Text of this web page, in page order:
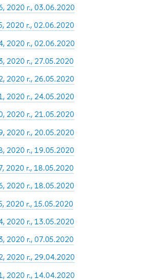
2020 г., 03.06.2020
2020 г., 02.06.2020
2020 г., 02.06.2020
2020 г., 27.05.2020
2020 г., 26.05.2020
2020 г., 24.05.2020
2020 г., 21.05.2020
2020 г., 20.05.2020
2020 г., 19.05.2020
2020 г., 18.05.2020
2020 г., 18.05.2020
2020 г., 15.05.2020
2020 г., 13.05.2020
2020 г., 07.05.2020
2020 г., 29.04.2020
2020 г., 14.04.2020